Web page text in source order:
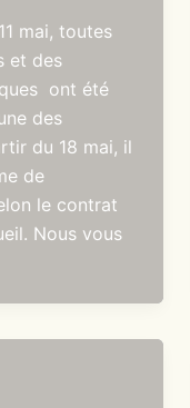
mai, toutes
et des
ont été
des
du 18 mai, il
de
le contrat
Nous vous